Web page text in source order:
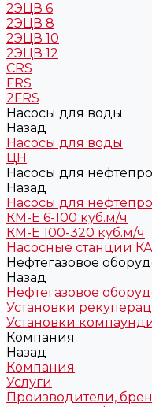
2ЭЦВ 6
2ЭЦВ 8
2ЭЦВ 10
2ЭЦВ 12
CRS
FRS
2FRS
Насосы для воды
Назад
Насосы для воды
ЦН
Насосы для
Назад
Насосы для
КМ-Е 6-100 куб.м/ч
КМ-Е 100-320 куб.м/ч
Насосные станции
Нефтегазовое
Назад
Нефтегазовое
Установки
Установки
Компания
Назад
Компания
Услуги
Производители,